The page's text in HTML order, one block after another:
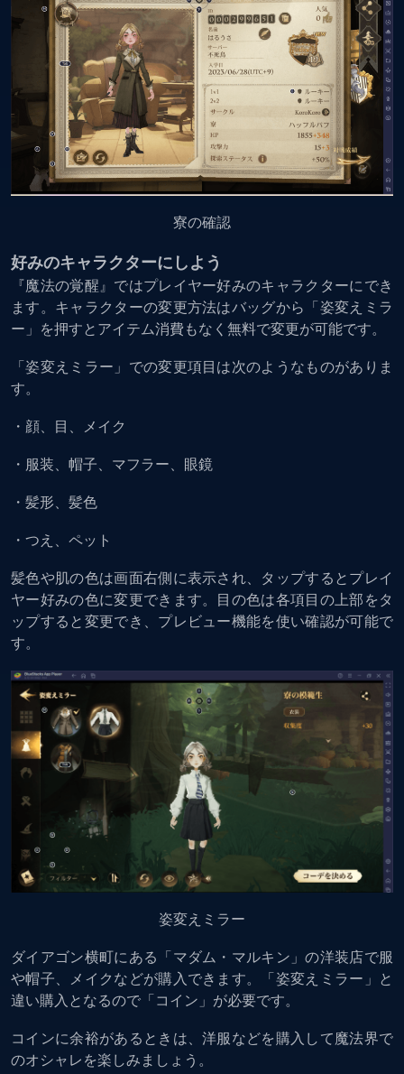
寮の確認
好みのキャラクターにしよう
『魔法の覚醒』ではプレイヤー好みのキャラクターにでき
ます。キャラクターの変更方法はバッグから「姿変えミラ
ー」を押すとアイテム消費もなく無料で変更が可能です。
「姿変えミラー」での変更項目は次のようなものがありま
す。
・顔、目、メイク
・服装、帽子、マフラー、眼鏡
・髪形、髪色
・つえ、ペット
髪色や肌の色は画面右側に表示され、タップするとプレイ
ヤー好みの色に変更できます。目の色は各項目の上部をタ
ップすると変更でき、プレビュー機能を使い確認が可能で
す。
姿変えミラー
ダイアゴン横町にある「マダム・マルキン」の洋装店で服
や帽子、メイクなどが購入できます。「姿変えミラー」と
違い購入となるので「コイン」が必要です。
コインに余裕があるときは、洋服などを購入して魔法界で
のオシャレを楽しみましょう。